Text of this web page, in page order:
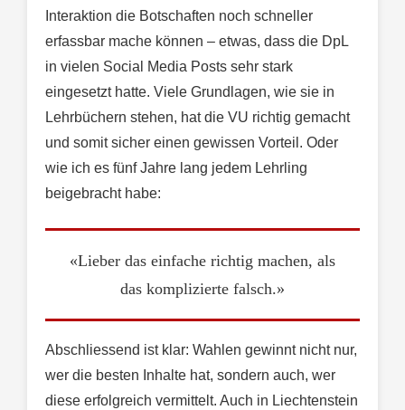
Interaktion die Botschaften noch schneller
erfassbar mache können – etwas, dass die DpL
in vielen Social Media Posts sehr stark
eingesetzt hatte. Viele Grundlagen, wie sie in
Lehrbüchern stehen, hat die VU richtig gemacht
und somit sicher einen gewissen Vorteil. Oder
wie ich es fünf Jahre lang jedem Lehrling
beigebracht habe:
«Lieber das einfache richtig machen, als
das komplizierte falsch.»
Abschliessend ist klar: Wahlen gewinnt nicht nur,
wer die besten Inhalte hat, sondern auch, wer
diese erfolgreich vermittelt. Auch in Liechtenstein